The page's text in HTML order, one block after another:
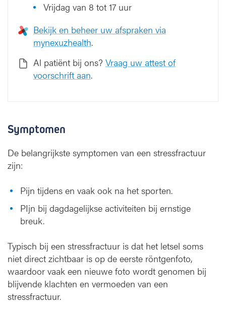
Vrijdag van 8 tot 17 uur
Bekijk en beheer uw afspraken via
mynexuzhealth.
Al patiënt bij ons? Vraag uw attest of
voorschrift aan.
Symptomen
De belangrijkste symptomen van een stressfractuur
zijn:
Pijn tijdens en vaak ook na het sporten.
PIjn bij dagdagelijkse activiteiten bij ernstige
breuk.
Typisch bij een stressfractuur is dat het letsel soms
niet direct zichtbaar is op de eerste röntgenfoto,
waardoor vaak een nieuwe foto wordt genomen bij
blijvende klachten en vermoeden van een
stressfractuur.